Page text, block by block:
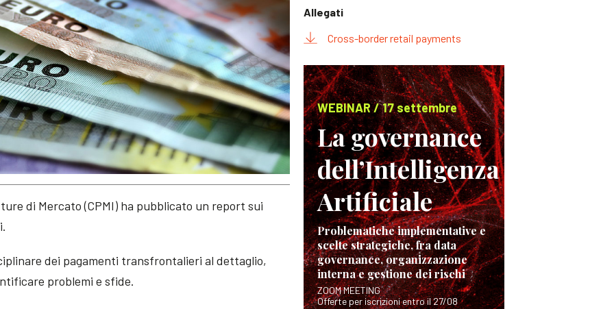
di Mercato (CPMI) ha pubblicato un report sui
dei pagamenti transfrontalieri al dettaglio,
problemi e sfide.
Allegati
Cross-border retail payments
WEBINAR / 17 settembre
La governance
dell’Intelligenza
Artificiale
Problematiche implementative e
scelte strategiche, fra data
governance, organizzazione
interna e gestione dei rischi
ZOOM MEETING
Offerte per iscrizioni entro il 27/08